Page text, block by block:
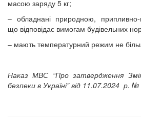
масою заряду 5 кг;
– обладнані природною, припливно-
що відповідає вимогам будівельних
– мають температурний режим не
Наказ МВС “Про затвердження
безпеки в Україні” від 11.07.2024 р.